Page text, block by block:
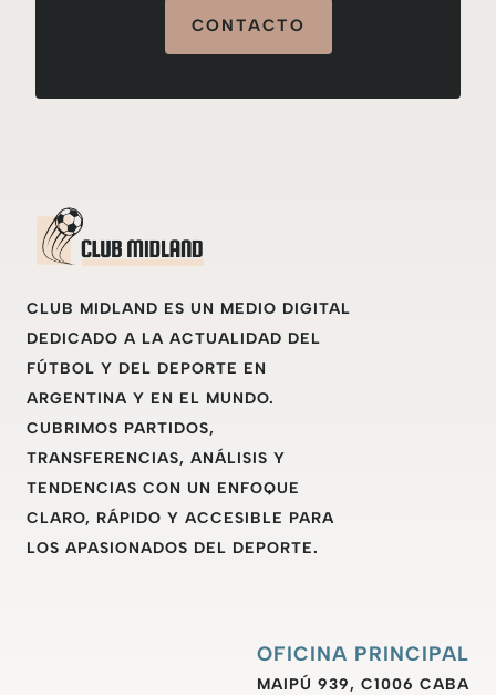
CONTACTO
CLUB MIDLAND ES UN MEDIO DIGITAL
DEDICADO A LA ACTUALIDAD DEL
FÚTBOL Y DEL DEPORTE EN
ARGENTINA Y EN EL MUNDO.
CUBRIMOS PARTIDOS,
TRANSFERENCIAS, ANÁLISIS Y
TENDENCIAS CON UN ENFOQUE
CLARO, RÁPIDO Y ACCESIBLE PARA
LOS APASIONADOS DEL DEPORTE.
OFICINA PRINCIPAL
MAIPÚ 939, C1006 CABA